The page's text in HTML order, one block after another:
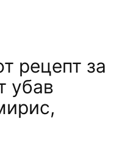
рецепт за
убав